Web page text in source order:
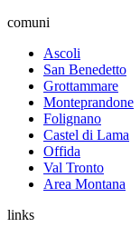
comuni
Ascoli
San Benedetto
Grottammare
Monteprandone
Folignano
Castel di Lama
Offida
Val Tronto
Area Montana
links